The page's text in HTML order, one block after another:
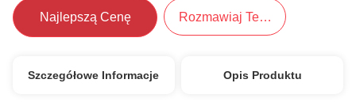
Najlepszą Cenę Rozmawiaj Teraz.
Szczegółowe Informacje Opis Produktu